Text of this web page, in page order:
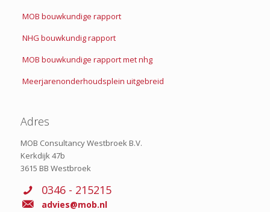
MOB bouwkundige rapport
NHG bouwkundig rapport
MOB bouwkundige rapport met nhg
Meerjarenonderhoudsplein uitgebreid
Adres
MOB Consultancy Westbroek B.V.
Kerkdijk 47b
3615 BB Westbroek
0346 - 215215
advies@mob.nl